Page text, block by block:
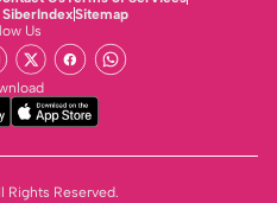
SiberIndexSitemap
Us
Rights Reserved.